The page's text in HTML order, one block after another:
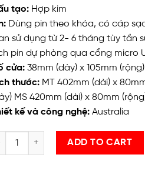
tạo: Hợp kim
Dùng pin theo khóa, có cáp
sử dụng từ 2- 6 tháng tùy tần
pin dự phòng qua cổng micro
cửa: 38mm (dày) x 105mm (rộng)
thước: MT 402mm (dài) x
MS 420mm (dài) x 80mm
kế và công nghệ: Australia
– Khóa Nhận Diện Khuôn
ADD TO CART